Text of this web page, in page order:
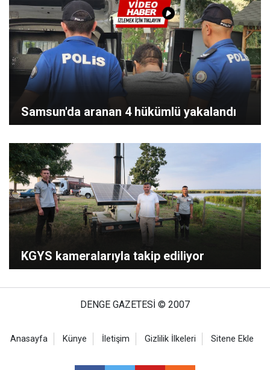
Samsun'da aranan 4 hükümlü yakalandı
KGYS kameralarıyla takip ediliyor
DENGE GAZETESİ © 2007
Anasayfa Künye İletişim Gizlilik İlkeleri Sitene Ekle